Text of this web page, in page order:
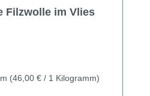
Filzwolle im Vlies
(46,00 € / 1 Kilogramm)